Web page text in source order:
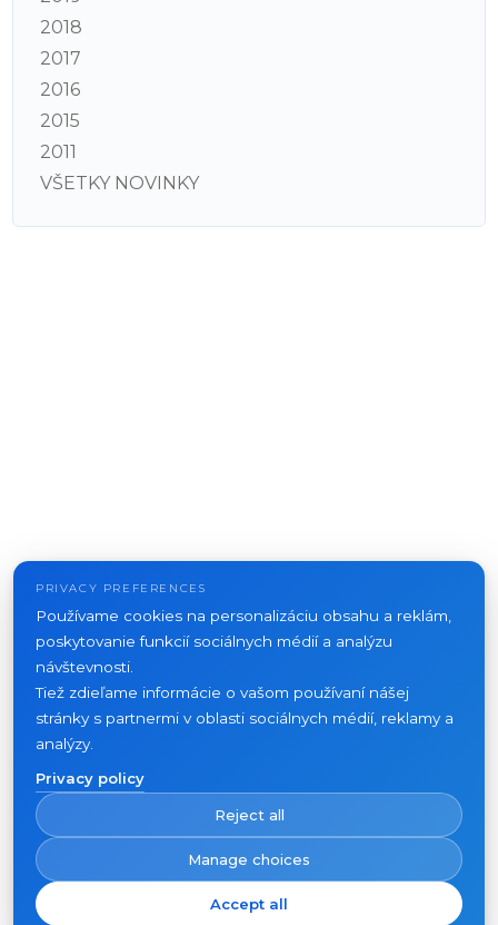
2018
2017
2016
2015
2011
VŠETKY NOVINKY
PRIVACY PREFERENCES
Používame cookies na personalizáciu obsahu a reklám,
poskytovanie funkcií sociálnych médií a analýzu
návštevnosti.
Tiež zdieľame informácie o vašom používaní nášej
stránky s partnermi v oblasti sociálnych médií, reklamy a
analýzy.
Privacy policy
Reject all
Manage choices
Accept all